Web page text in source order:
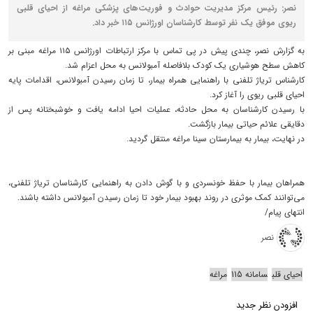
نصر: رئیس مرکز مدیریت حوادث و فوریت‌های پزشکی مراغه از احیای قلبی
ریوی موفق یک نفر توسط کارشناسان اورژانس ۱۱۵ خبر داد.
به گزارش نصر، چندی پیش در پی تماس با مرکز ارتباطات اورژانس ۱۱۵ مراغه مبنی بر
کاهش سطح هوشیاری یک کودک بلافاصله آمبولانس به محل اعزام شد.
کارشناس تریاژ تلفنی با راهنمایی همراه بیمار، تا زمان رسیدن آمبولانس، اقدامات پایه
احیای قلبی ریوی را آغاز کرد.
با رسیدن کارشناسان به محل حادثه، عملیات احیا ادامه یافت و خوشبختانه پس از
دقایقی علائم حیاتی بیمار بازگشت.
در نهایت، بیمار به بیمارستان سینا مراغه منتقل گردید.
همراهان بیمار با حفظ خونسردی و با گوش دادن به راهنمایی کارشناسان تریاژ تلفنی،
می‌توانند کمک موثری در روند بهبود بیمار خود تا زمان رسیدن آمبولانس داشته باشند.
انتهای پیام/
نصر
احیای قلب سامانه 115 مراغه
افزودن نظر جدید